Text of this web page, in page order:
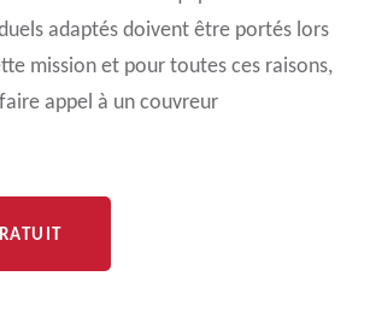
adaptés doivent être portés lors
mission et pour toutes ces raisons,
appel à un couvreur